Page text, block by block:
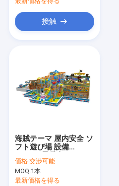
連絡 ください
見積もりを依頼
膨脹可能なスライド
膨らませられる水スライド
接触
海賊テーマ 屋内安全 ソ
フト遊び場 設備
価格:交渉可能
MOQ:1本
最新価格を得る